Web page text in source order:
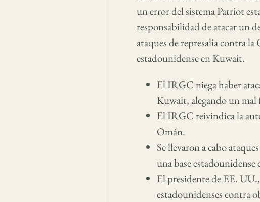
un error del sistema Patriot
responsabilidad de atacar un
ataques de represalia contra
estadounidense en Kuwait.
El IRGC niega haber
Kuwait, alegando un mal
El IRGC reivindica la
Omán.
Se llevaron a cabo
una base
El presidente de EE.
estadounidenses contra